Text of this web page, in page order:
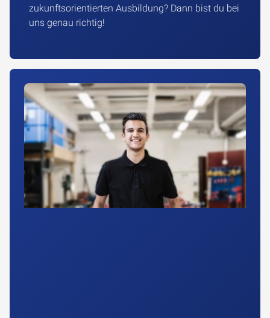
zukunftsorientierten Ausbildung? Dann bist du bei
uns genau richtig!